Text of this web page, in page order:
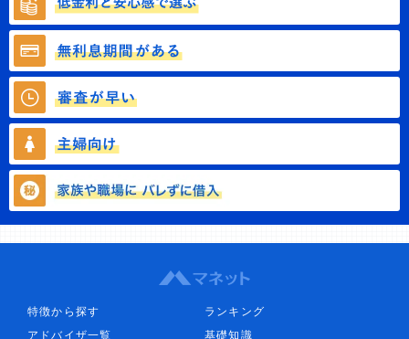
特徴から探す
ランキング
アドバイザ一覧
基礎知識